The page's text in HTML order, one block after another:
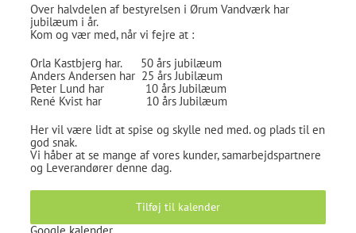
Over halvdelen af bestyrelsen i Ørum Vandværk har
jubilæum i år.
Kom og vær med, når vi fejre at :
Orla Kastbjerg har. 50 års jubilæum
Anders Andersen har 25 års Jubilæum
Peter Lund har 10 års Jubilæum
René Kvist har 10 års Jubilæum
Her vil være lidt at spise og skylle ned med. og plads til en
god snak.
Vi håber at se mange af vores kunder, samarbejdspartnere
og Leverandører denne dag.
Tilføj til kalender